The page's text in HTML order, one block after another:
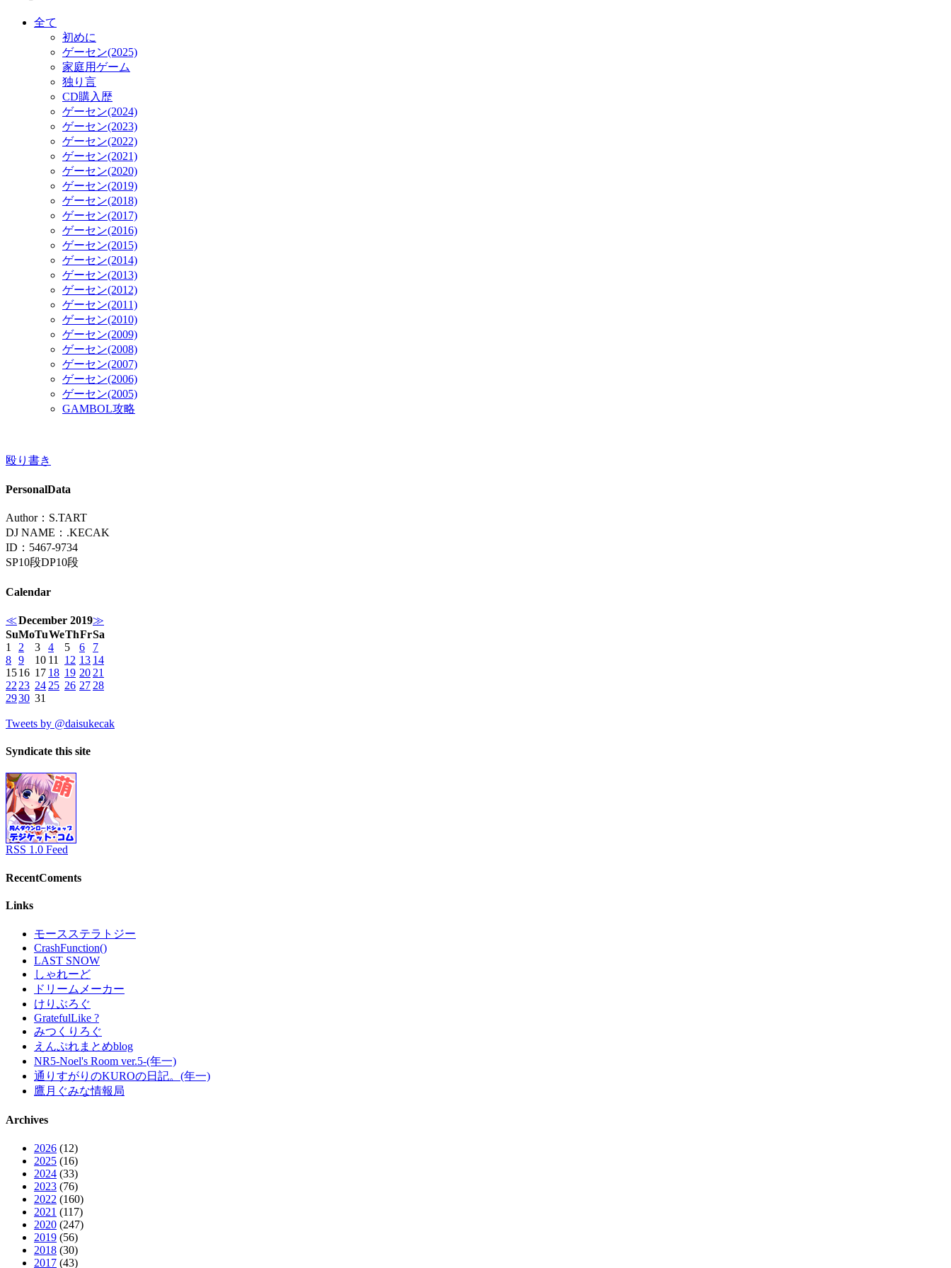
全て
初めに
ゲーセン(2025)
家庭用ゲーム
独り言
CD購入歴
ゲーセン(2024)
ゲーセン(2023)
ゲーセン(2022)
ゲーセン(2021)
ゲーセン(2020)
ゲーセン(2019)
ゲーセン(2018)
ゲーセン(2017)
ゲーセン(2016)
ゲーセン(2015)
ゲーセン(2014)
ゲーセン(2013)
ゲーセン(2012)
ゲーセン(2011)
ゲーセン(2010)
ゲーセン(2009)
ゲーセン(2008)
ゲーセン(2007)
ゲーセン(2006)
ゲーセン(2005)
GAMBOL攻略
殴り書き
PersonalData
Author：S.TART
DJ NAME：.KECAK
ID：5467-9734
SP10段DP10段
Calendar
≪December 2019≫
SuMoTuWeThFrSa
1
2 3 4 5 6
7
8 9 10 11 12 13 14
1516 17 18 19 20 21
22 23 24 25 26 27 28
2930 31
Tweets by @daisukecak
Syndicate this site
RSS 1.0 Feed
RecentComents
Links
モースステラトジー
CrashFunction()
LAST SNOW
しゃれーど
ドリームメーカー
けりぶろぐ
GratefulLike ?
みつくりろぐ
えんぷれまとめblog
NR5-Noel's Room ver.5-(年一)
通りすがりのKUROの日記。(年一)
鷹月ぐみな情報局
Archives
2026 (12)
2025 (16)
2024 (33)
2023 (76)
2022 (160)
2021 (117)
2020 (247)
2019 (56)
2018 (30)
2017 (43)